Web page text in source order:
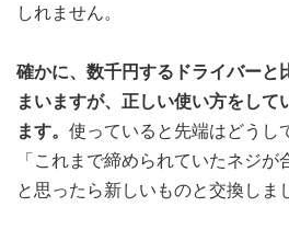
しれません。
確かに、数千円するドライバーと
まいますが、正しい使い方をして
ます。 使っていると先端はどうし
「これまで締められていたネジが
と思ったら新しいものと交換しま